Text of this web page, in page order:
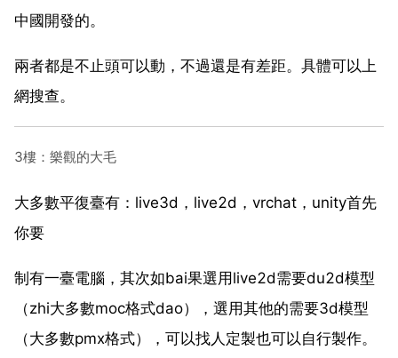
中國開發的。
兩者都是不止頭可以動，不過還是有差距。具體可以上
網搜查。
3樓：樂觀的大毛
大多數平復臺有：live3d，live2d，vrchat，unity首先
你要
制有一臺電腦，其次如bai果選用live2d需要du2d模型
（zhi大多數moc格式dao），選用其他的需要3d模型
（大多數pmx格式），可以找人定製也可以自行製作。